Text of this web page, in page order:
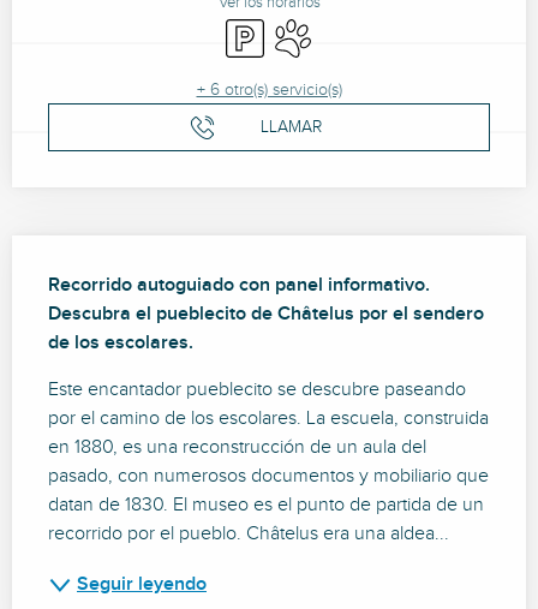
Aparcamiento
Se aceptan animales
+ 6 otro(s) servicio(s)
LLAMAR
Recorrido autoguiado con panel informativo.
Descubra el pueblecito de Châtelus por el sendero
de los escolares.
Este encantador pueblecito se descubre paseando
por el camino de los escolares. La escuela, construida
en 1880, es una reconstrucción de un aula del
pasado, con numerosos documentos y mobiliario que
datan de 1830. El museo es el punto de partida de un
recorrido por el pueblo. Châtelus era una aldea...
Seguir leyendo